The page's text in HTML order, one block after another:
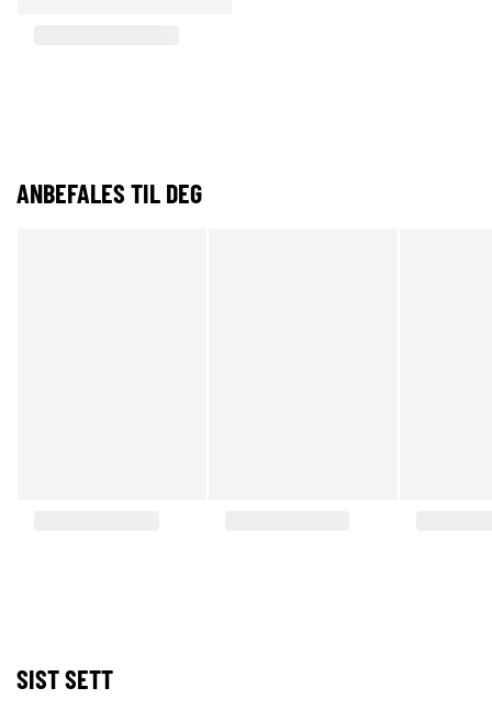
ANBEFALES TIL DEG
SIST SETT